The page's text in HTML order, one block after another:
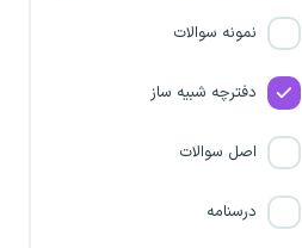
نمونه سوالات
دفترچه شبیه ساز
اصل سوالات
درسنامه
شرکت توسعه آهن و فولاد گل
انرژی تامین استان آذربایجان شرقی